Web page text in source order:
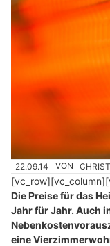
22.09.14 VON
Die Preise für das
Jahr für Jahr. Auch
eine